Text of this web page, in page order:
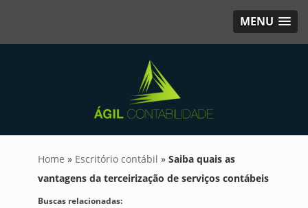
MENU
Home » Escritório contábil » Saiba quais as
vantagens da terceirização de serviços contábeis
Buscas relacionadas: